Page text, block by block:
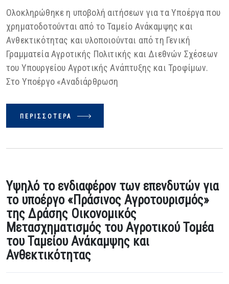
Ολοκληρώθηκε η υποβολή αιτήσεων για τα Υποέργα που
χρηματοδοτούνται από το Ταμείο Ανάκαμψης και
Ανθεκτικότητας και υλοποιούνται από τη Γενική
Γραμματεία Αγροτικής Πολιτικής και Διεθνών Σχέσεων
του Υπουργείου Αγροτικής Ανάπτυξης και Τροφίμων.
Στο Υποέργο «Αναδιάρθρωση
ΠΕΡΙΣΣΌΤΕΡΑ
Υψηλό το ενδιαφέρον των επενδυτών για
το υποέργο «Πράσινος Αγροτουρισμός»
της Δράσης Οικονομικός
Μετασχηματισμός του Αγροτικού Τομέα
του Ταμείου Ανάκαμψης και
Ανθεκτικότητας